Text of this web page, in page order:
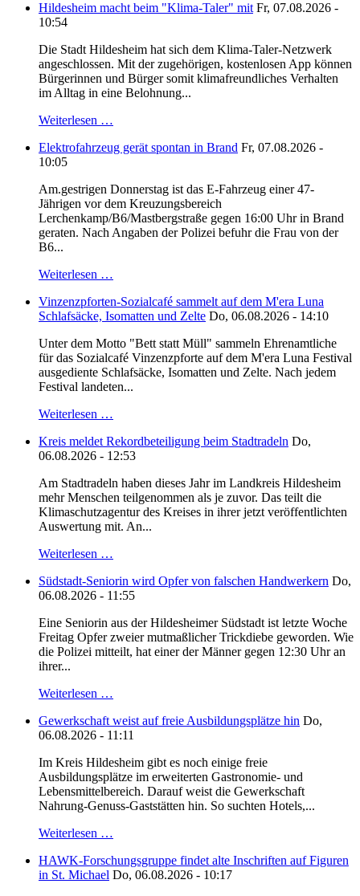
Hildesheim macht beim "Klima-Taler" mit Fr, 07.08.2026 -
10:54
Die Stadt Hildesheim hat sich dem Klima-Taler-Netzwerk
angeschlossen. Mit der zugehörigen, kostenlosen App können
Bürgerinnen und Bürger somit klimafreundliches Verhalten
im Alltag in eine Belohnung...
Weiterlesen …
Elektrofahrzeug gerät spontan in Brand Fr, 07.08.2026 -
10:05
Am.gestrigen Donnerstag ist das E-Fahrzeug einer 47-
Jährigen vor dem Kreuzungsbereich
Lerchenkamp/B6/Mastbergstraße gegen 16:00 Uhr in Brand
geraten. Nach Angaben der Polizei befuhr die Frau von der
B6...
Weiterlesen …
Vinzenzpforten-Sozialcafé sammelt auf dem M'era Luna
Schlafsäcke, Isomatten und Zelte Do, 06.08.2026 - 14:10
Unter dem Motto "Bett statt Müll" sammeln Ehrenamtliche
für das Sozialcafé Vinzenzpforte auf dem M'era Luna Festival
ausgediente Schlafsäcke, Isomatten und Zelte. Nach jedem
Festival landeten...
Weiterlesen …
Kreis meldet Rekordbeteiligung beim Stadtradeln Do,
06.08.2026 - 12:53
Am Stadtradeln haben dieses Jahr im Landkreis Hildesheim
mehr Menschen teilgenommen als je zuvor. Das teilt die
Klimaschutzagentur des Kreises in ihrer jetzt veröffentlichten
Auswertung mit. An...
Weiterlesen …
Südstadt-Seniorin wird Opfer von falschen Handwerkern Do,
06.08.2026 - 11:55
Eine Seniorin aus der Hildesheimer Südstadt ist letzte Woche
Freitag Opfer zweier mutmaßlicher Trickdiebe geworden. Wie
die Polizei mitteilt, hat einer der Männer gegen 12:30 Uhr an
ihrer...
Weiterlesen …
Gewerkschaft weist auf freie Ausbildungsplätze hin Do,
06.08.2026 - 11:11
Im Kreis Hildesheim gibt es noch einige freie
Ausbildungsplätze im erweiterten Gastronomie- und
Lebensmittelbereich. Darauf weist die Gewerkschaft
Nahrung-Genuss-Gaststätten hin. So suchten Hotels,...
Weiterlesen …
HAWK-Forschungsgruppe findet alte Inschriften auf Figuren
in St. Michael Do, 06.08.2026 - 10:17